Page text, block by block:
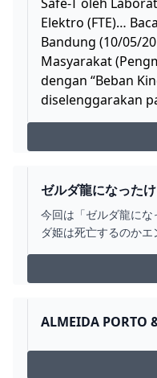
Elektro (FTE)…
Bandung (10/05/
Masyarakat
dengan “Beban
diselenggarakan
ゼルダ龍になった
姫は死亡するのか
のイイね！
今回は「ゼルダ龍に
ダ姫は死亡するのかエ
ALMEIDA PORTO